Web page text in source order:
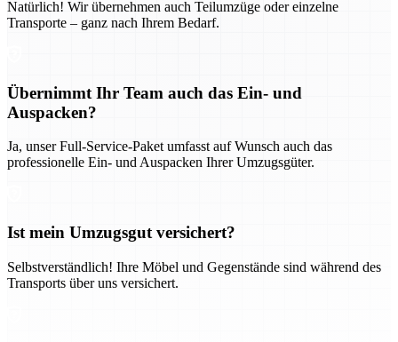
Natürlich! Wir übernehmen auch Teilumzüge oder einzelne
Transporte – ganz nach Ihrem Bedarf.
Übernimmt Ihr Team auch das Ein- und
Auspacken?
Ja, unser Full-Service-Paket umfasst auf Wunsch auch das
professionelle Ein- und Auspacken Ihrer Umzugsgüter.
Ist mein Umzugsgut versichert?
Selbstverständlich! Ihre Möbel und Gegenstände sind während des
Transports über uns versichert.